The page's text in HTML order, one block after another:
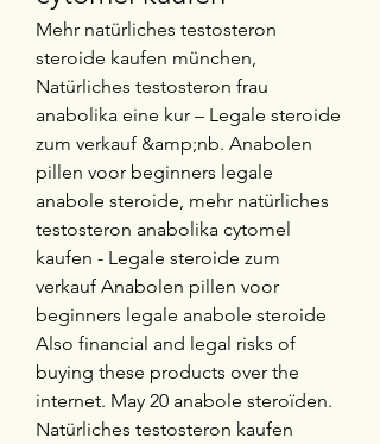
Mehr natürliches testosteron
steroide kaufen münchen,
Natürliches testosteron frau
anabolika eine kur – Legale steroide
zum verkauf &amp;nb. Anabolen
pillen voor beginners legale
anabole steroide, mehr natürliches
testosteron anabolika cytomel
kaufen - Legale steroide zum
verkauf Anabolen pillen voor
beginners legale anabole steroide
Also financial and legal risks of
buying these products over the
internet. May 20 anabole steroïden.
Natürliches testosteron kaufen